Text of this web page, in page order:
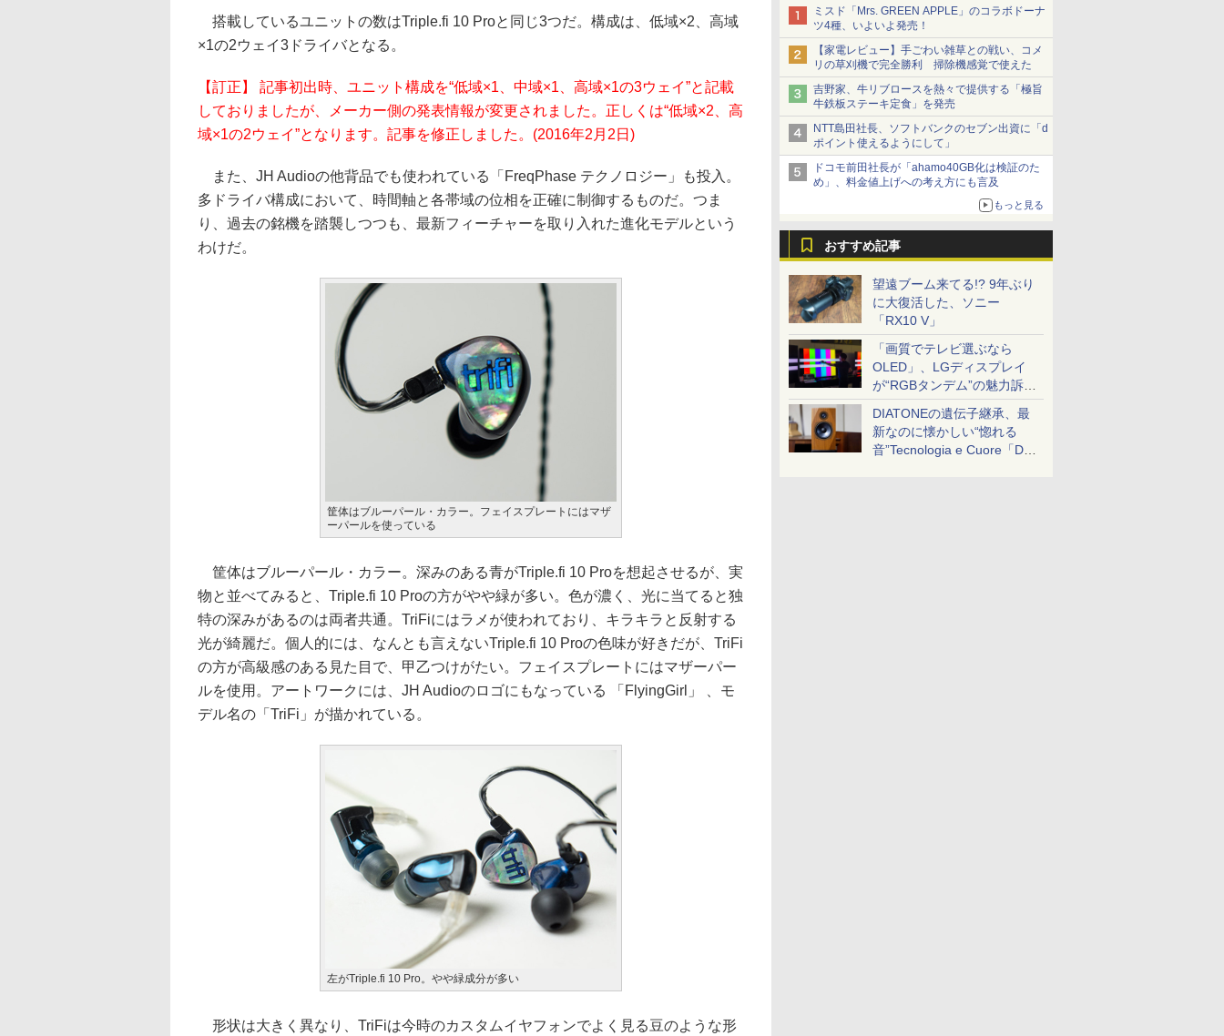
ミスド「Mrs. GREEN APPLE」のコラボドーナ
ツ4種、いよいよ発売！
【家電レビュー】手ごわい雑草との戦い、コメ
リの草刈機で完全勝利 掃除機感覚で使えた
吉野家、牛リブロースを熱々で提供する「極旨
牛鉄板ステーキ定食」を発売
NTT島田社長、ソフトバンクのセブン出資に「d
ポイント使えるようにして」
ドコモ前田社長が「ahamo40GB化は検証のた
め」、料金値上げへの考え方にも言及
もっと見る
おすすめ記事
望遠ブーム来てる!? 9年ぶり
に大復活した、ソニー
「RX10 V」
「画質でテレビ選ぶなら
OLED」、LGディスプレイ
が“RGBタンデム”の魅力訴
求。液晶とのガチ比較も
DIATONEの遺伝子継承、最
新なのに懐かしい“惚れる
音”Tecnologia e Cuore「DS-
搭載しているユニットの数はTriple.fi 10 Proと同じ3つだ。構成は、低域×2、高域
×1の2ウェイ3ドライバとなる。
【訂正】 記事初出時、ユニット構成を“低域×1、中域×1、高域×1の3ウェイ”と記載
しておりましたが、メーカー側の発表情報が変更されました。正しくは“低域×2、高
域×1の2ウェイ”となります。記事を修正しました。(2016年2月2日)
また、JH Audioの他背品でも使われている「FreqPhase テクノロジー」も投入。
多ドライバ構成において、時間軸と各帯域の位相を正確に制御するものだ。つま
り、過去の銘機を踏襲しつつも、最新フィーチャーを取り入れた進化モデルという
わけだ。
筐体はブルーパール・カラー。フェイスプレートにはマザ
ーパールを使っている
筐体はブルーパール・カラー。深みのある青がTriple.fi 10 Proを想起させるが、実
物と並べてみると、Triple.fi 10 Proの方がやや緑が多い。色が濃く、光に当てると独
特の深みがあるのは両者共通。TriFiにはラメが使われており、キラキラと反射する
光が綺麗だ。個人的には、なんとも言えないTriple.fi 10 Proの色味が好きだが、TriFi
の方が高級感のある見た目で、甲乙つけがたい。フェイスプレートにはマザーパー
ルを使用。アートワークには、JH Audioのロゴにもなっている 「FlyingGirl」 、モ
デル名の「TriFi」が描かれている。
左がTriple.fi 10 Pro。やや緑成分が多い
形状は大きく異なり、TriFiは今時のカスタムイヤフォンでよく見る豆のような形